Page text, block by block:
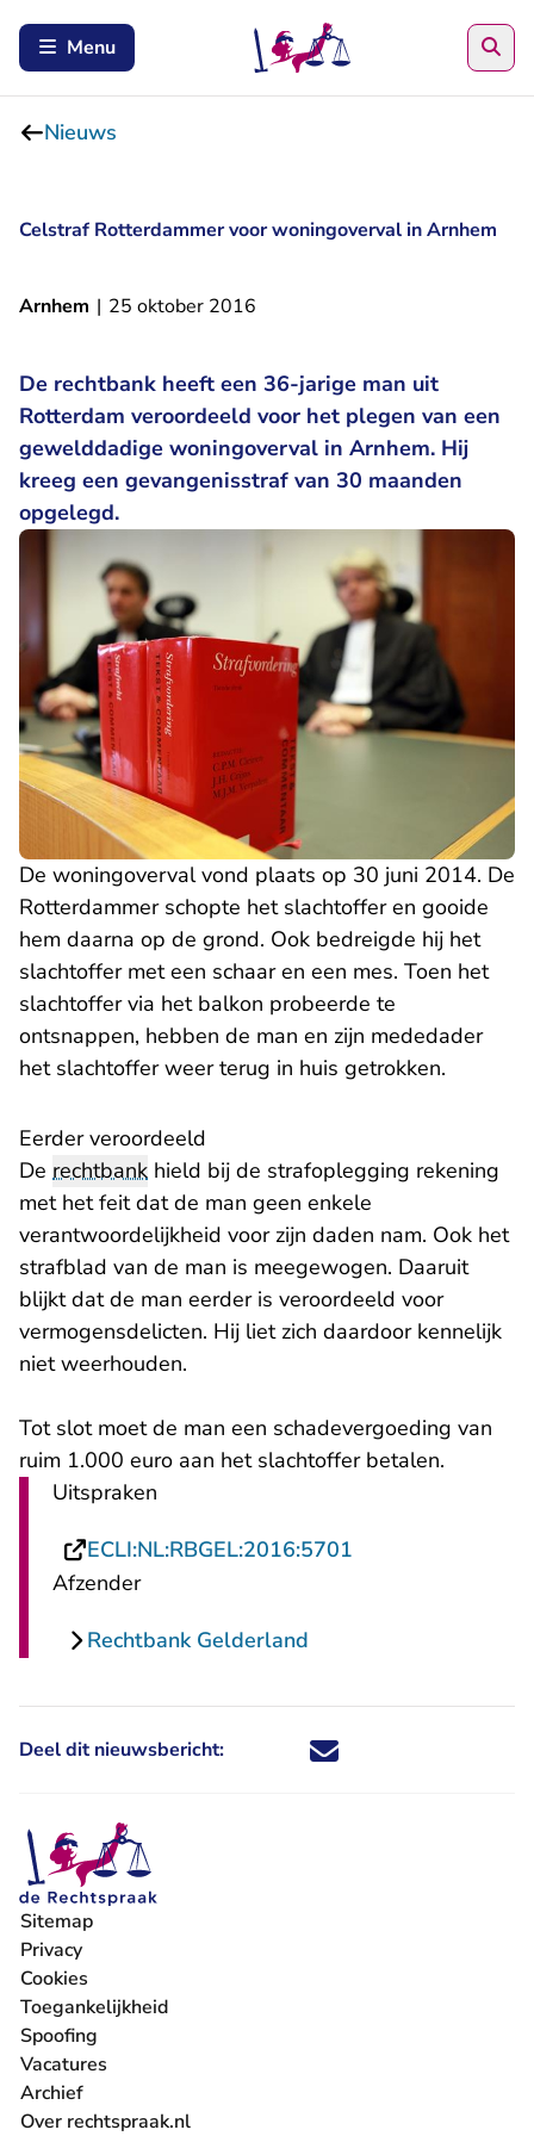
Menu
Nieuws
Celstraf Rotterdammer voor woningoverval in Arnhem
Arnhem | 25 oktober 2016
De rechtbank heeft een 36-jarige man uit
Rotterdam veroordeeld voor het plegen van een
gewelddadige woningoverval in Arnhem. Hij
kreeg een gevangenisstraf van 30 maanden
opgelegd.
De woningoverval vond plaats op 30 juni 2014. De
Rotterdammer schopte het slachtoffer en gooide
hem daarna op de grond. Ook bedreigde hij het
slachtoffer met een schaar en een mes. Toen het
slachtoffer via het balkon probeerde te
ontsnappen, hebben de man en zijn mededader
het slachtoffer weer terug in huis getrokken.
Eerder veroordeeld
De rechtbank hield bij de strafoplegging rekening
met het feit dat de man geen enkele
verantwoordelijkheid voor zijn daden nam. Ook het
strafblad van de man is meegewogen. Daaruit
blijkt dat de man eerder is veroordeeld voor
vermogensdelicten. Hij liet zich daardoor kennelijk
niet weerhouden.
Tot slot moet de man een schadevergoeding van
ruim 1.000 euro aan het slachtoffer betalen.
Uitspraken
ECLI:NL:RBGEL:2016:5701
Afzender
Rechtbank Gelderland
Deel dit nieuwsbericht: Deel dit nieuwsbericht via X -
Deel dit nieuwsbericht via
Deel dit nieuwsbericht
Deel dit
Sitemap
Privacy
Cookies
Toegankelijkheid
Spoofing
Vacatures
- U verlaat Rechtspraak.nl
Archief
Over rechtspraak.nl